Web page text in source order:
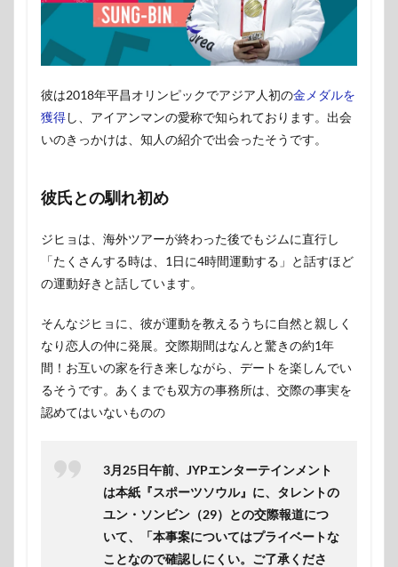
彼は2018年平昌オリンピックでアジア人初の金メダルを
獲得し、アイアンマンの愛称で知られております。出会
いのきっかけは、知人の紹介で出会ったそうです。
彼氏との馴れ初め
ジヒョは、海外ツアーが終わった後でもジムに直行し
「たくさんする時は、1日に4時間運動する」と話すほど
の運動好きと話しています。
そんなジヒョに、彼が運動を教えるうちに自然と親しく
なり恋人の仲に発展。交際期間はなんと驚きの約1年
間！お互いの家を行き来しながら、デートを楽しんでい
るそうです。あくまでも双方の事務所は、交際の事実を
認めてはいないものの
3月25日午前、JYPエンターテインメント
は本紙『スポーツソウル』に、タレントの
ユン・ソンビン（29）との交際報道につ
いて、「本事案についてはプライベートな
ことなので確認しにくい。ご了承くださ